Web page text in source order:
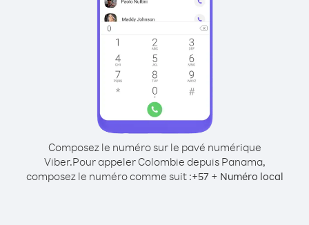
Composez le numéro sur le pavé numérique
Viber.Pour appeler Colombie depuis Panama,
composez le numéro comme suit :+57+ Numéro local